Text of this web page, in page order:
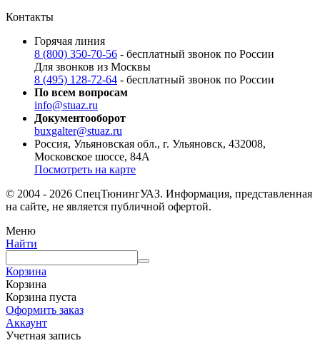
Контакты
Горячая линия
8 (800) 350-70-56 - бесплатный звонок по России
Для звонков из Москвы
8 (495) 128-72-64 - бесплатный звонок по России
По всем вопросам
info@stuaz.ru
Документооборот
buxgalter@stuaz.ru
Россия, Ульяновская обл., г. Ульяновск, 432008,
Московское шоссе, 84А
Посмотреть на карте
© 2004 - 2026 СпецТюнингУАЗ. Информация, представленная
на сайте, не является публичной офертой.
Меню
Найти
Корзина
Корзина
Корзина пуста
Оформить заказ
Аккаунт
Учетная запись